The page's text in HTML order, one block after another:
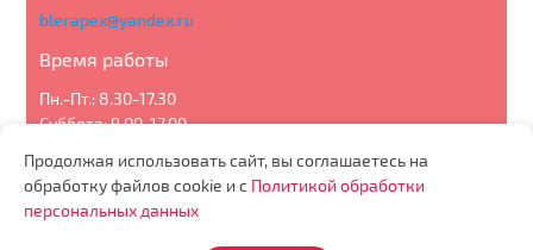
blerapex@yandex.ru
Время работы
Пн.-Пт.: 8.30-17.30
Суббота: 9.00-17.00
Политика конфиденциальности
Продолжая использовать сайт, вы соглашаетесь на
обработку файлов cookie и с Политикой обработки
персональных данных